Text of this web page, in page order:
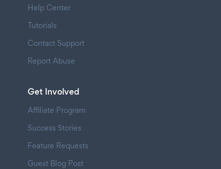
Help Center
Tutorials
Contact Support
Report Abuse
Get Involved
Affiliate Program
Success Stories
Feature Requests
Guest Blog Post